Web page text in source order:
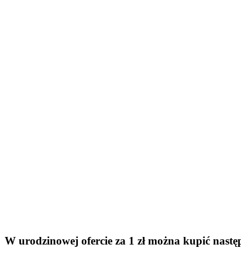
W urodzinowej ofercie za 1 zł można kupić